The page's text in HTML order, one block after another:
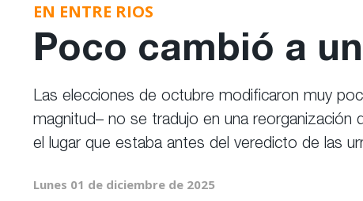
EN ENTRE RIOS
Poco cambió a
Las elecciones de octubre modificaron muy
magnitud– no se tradujo en una reorganización
el lugar que estaba antes del veredicto de las
Lunes 01 de diciembre de 2025